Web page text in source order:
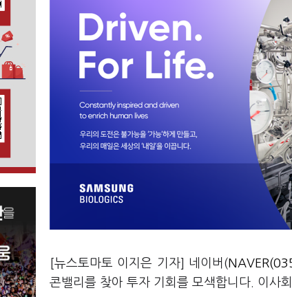
[뉴스토마토 이지은 기자] 네이버(
콘밸리를 찾아 투자 기회를 모색합니다. 이사